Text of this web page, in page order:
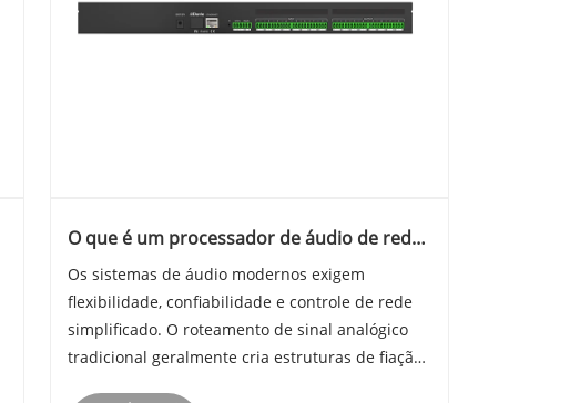
O que é um processador de áudio de rede
Os sistemas de áudio modernos exigem
flexibilidade, confiabilidade e controle de rede
simplificado. O roteamento de sinal analógico
tradicional geralmente cria estruturas de fiação